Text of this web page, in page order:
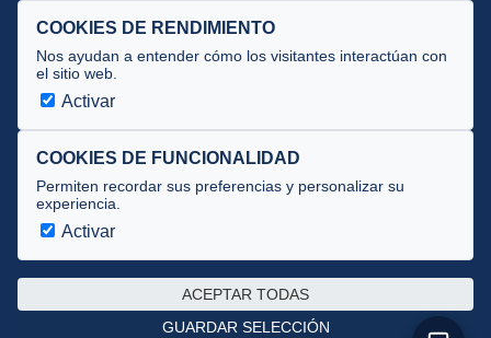
Documentos
Cursos
Circulares oficiales
Convocatorias y Equipaciones
Av. José Atarés 101, semisótano. 50018 Zaragoza
Privacidad · Cookies
COOKIES DE RENDIMIENTO
Nos ayudan a entender cómo los visitantes interactúan con
el sitio web.
Activar
COOKIES DE FUNCIONALIDAD
Permiten recordar sus preferencias y personalizar su
experiencia.
Activar
ACEPTAR TODAS
GUARDAR SELECCIÓN